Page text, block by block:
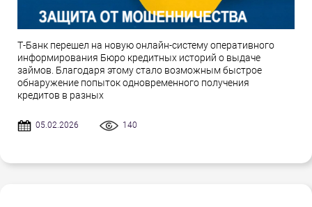
Т-Банк перешел на новую онлайн-систему оперативного
информирования Бюро кредитных историй о выдаче
займов. Благодаря этому стало возможным быстрое
обнаружение попыток одновременного получения
кредитов в разных
05.02.2026 140